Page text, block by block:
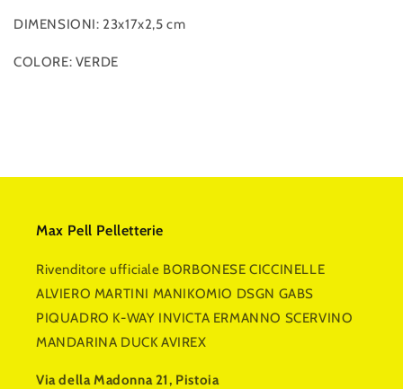
DIMENSIONI: 23x17x2,5 cm
COLORE: VERDE
Max Pell Pelletterie
Rivenditore ufficiale BORBONESE CICCINELLE
ALVIERO MARTINI MANIKOMIO DSGN GABS
PIQUADRO K-WAY INVICTA ERMANNO SCERVINO
MANDARINA DUCK AVIREX
Via della Madonna 21, Pistoia